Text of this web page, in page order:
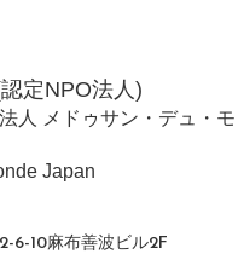
定NPO法人)
人 メドゥサン・デュ・
Japan
6-10麻布善波ビル2F